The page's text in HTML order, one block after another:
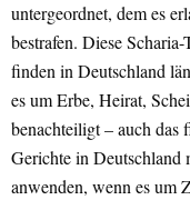
untergeordnet, dem es
bestrafen. Diese
finden in Deutschland
es um Erbe, Heirat,
benachteiligt – auch das
Gerichte in Deutschland
anwenden, wenn es um